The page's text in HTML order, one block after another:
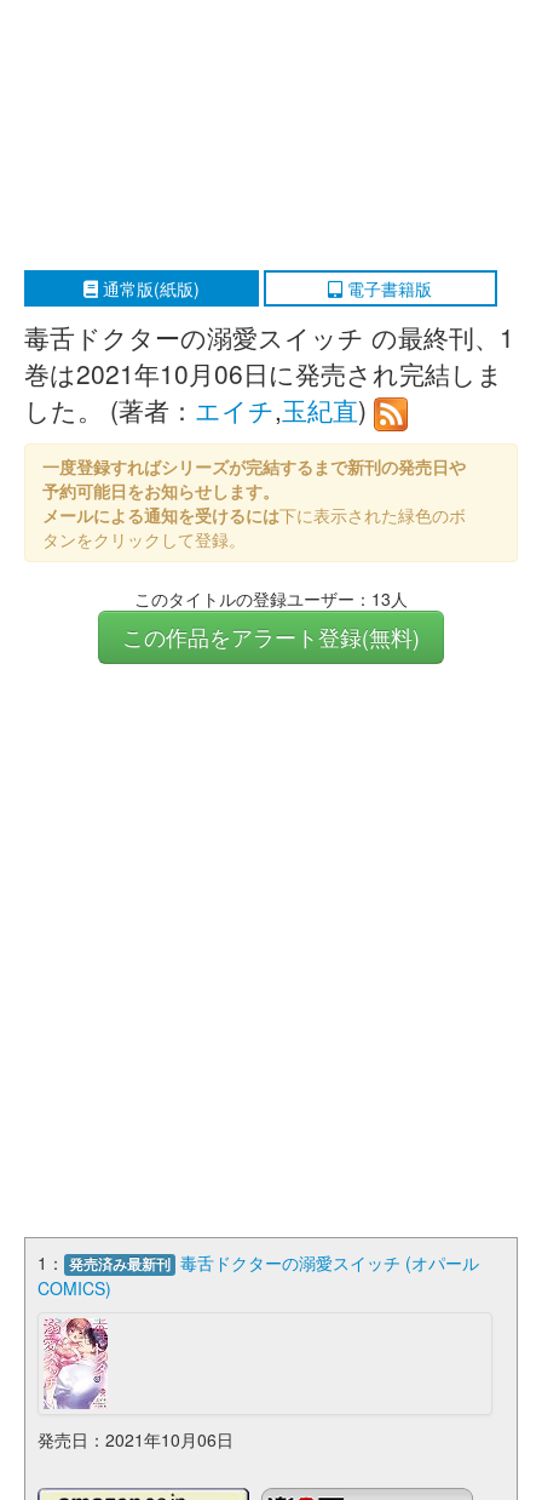
通常版(紙版) 電子書籍版
毒舌ドクターの溺愛スイッチ の最終刊、1
巻は2021年10月06日に発売され完結しま
した。 (著者： エイチ,玉紀直)
一度登録すればシリーズが完結するまで新刊の発売日や
予約可能日をお知らせします。
メールによる通知を受けるには下に表示された緑色のボ
タンをクリックして登録。
このタイトルの登録ユーザー：13人
この作品をアラート登録(無料)
1： 発売済み最新刊 毒舌ドクターの溺愛スイッチ (オパール
COMICS)
発売日：2021年10月06日